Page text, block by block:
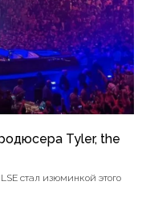
Tyler, the
стал изюминкой этого